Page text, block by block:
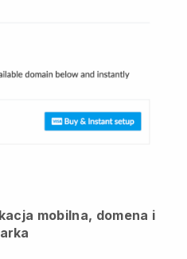
mobilna, domena i